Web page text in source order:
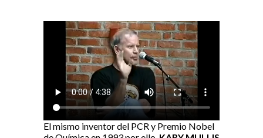
El mismo inventor del PCR y Premio Nobel